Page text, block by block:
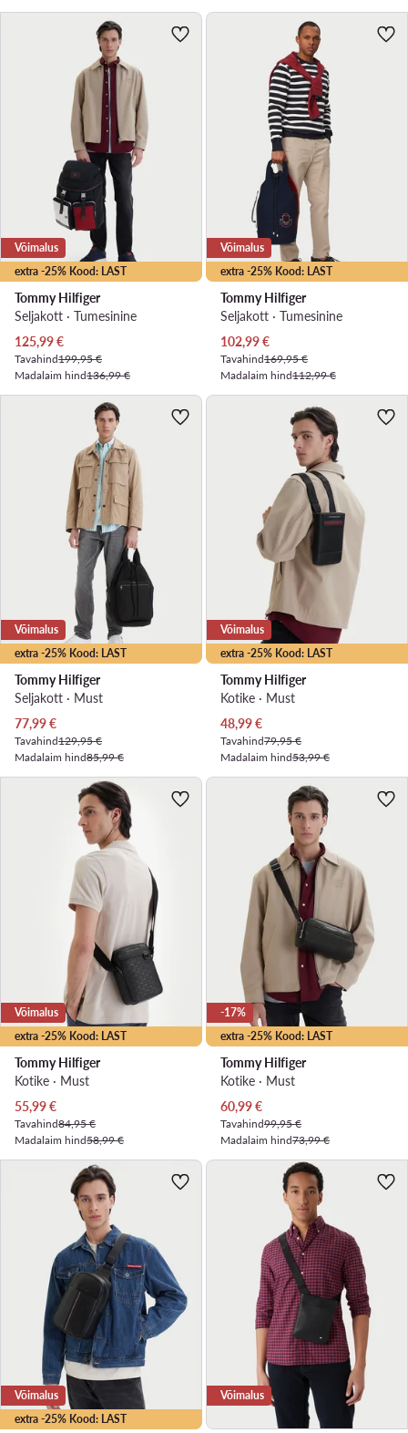
extra -25% Kood: LAST
Võimalus
Tommy Hilfiger
Seljakott · Tumesinine
Praegune hind
125,99€
Tavahind199,95 €
Madalaim hind136,99 €
extra -25% Kood: LAST
Võimalus
Tommy Hilfiger
Seljakott · Tumesinine
Praegune hind
102,99€
Tavahind169,95 €
Madalaim hind112,99 €
extra -25% Kood: LAST
Võimalus
Tommy Hilfiger
Seljakott · Must
Praegune hind
77,99€
Tavahind129,95 €
Madalaim hind85,99 €
extra -25% Kood: LAST
Võimalus
Tommy Hilfiger
Kotike · Must
Praegune hind
48,99€
Tavahind79,95 €
Madalaim hind53,99 €
extra -25% Kood: LAST
Võimalus
Tommy Hilfiger
Kotike · Must
Praegune hind
55,99€
Tavahind84,95 €
Madalaim hind58,99 €
extra -25% Kood: LAST
-17%
Tommy Hilfiger
Kotike · Must
Praegune hind
60,99€
Tavahind99,95 €
Madalaim hind73,99 €
extra -25% Kood: LAST
Võimalus Võimalus